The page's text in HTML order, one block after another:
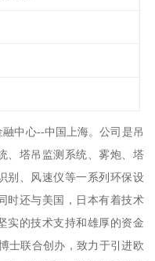
中心--中国上海。公司是吊
、塔吊监测系统、雾炮、塔
别、风速仪等一系列环保设
时还与美国，日本有着技术
实的技术支持和雄厚的资金
士联合创办，致力于引进欧